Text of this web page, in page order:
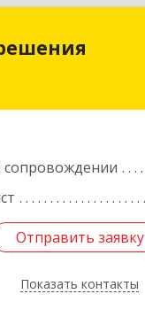
сопровождении
Отправить заявку
Показать контакты
Отправить заявку
Назад